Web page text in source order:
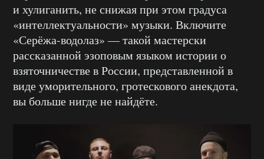
и хулиганить, не снижая при этом градуса
«интеллектуальности» музыки. Включите
«Серёжа-водолаз» — такой мастерски
рассказанной эзоповым языком истории о
взяточничестве в России, представленной в
виде уморительного, гротескового анекдота,
вы больше нигде не найдёте.